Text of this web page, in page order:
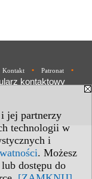
jej partnerzy
technologii w
i
. Możesz
dostępu do
Kontakt • Patronat •
kontaktowy